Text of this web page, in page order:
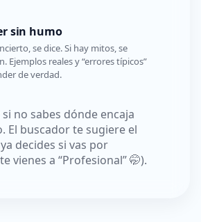
sin humo
se dice. Si hay mitos, se
Ejemplos reales y “errores típicos”
de verdad.
no sabes dónde encaja
El buscador te sugiere el
decides si vas por
vienes a “Profesional” 🤭).